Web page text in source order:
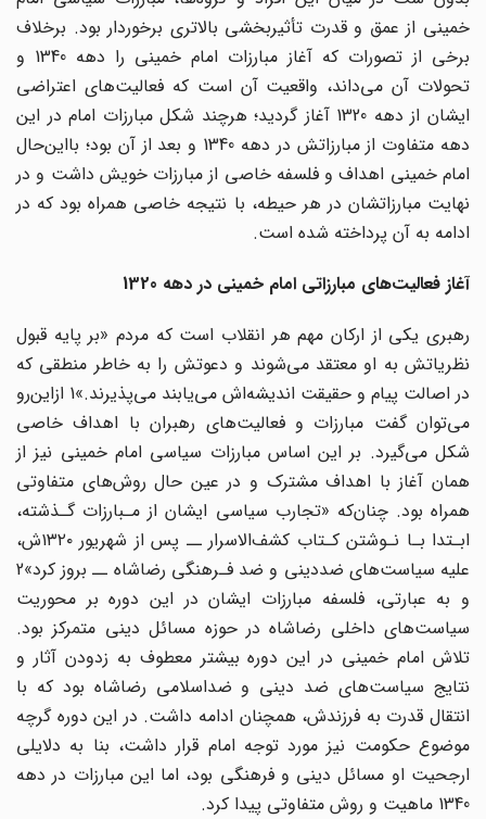
خمینی از عمق و قدرت تأثیربخشی بالاتری برخوردار بود. برخلاف
برخی از تصورات که آغاز مبارزات امام خمینی را دهه 1340 و
تحولات آن می‌داند، واقعیت آن است که فعالیت‌های اعتراضی
ایشان از دهه 1320 آغاز گردید؛ هرچند شکل مبارزات امام در این
دهه متفاوت از مبارزاتش در دهه 1340 و بعد از آن بود؛ بااین‌حال
امام خمینی اهداف و فلسفه خاصی از مبارزات خویش داشت و در
نهایت مبارزاتشان در هر حیطه، با نتیجه خاصی همراه بود که در
ادامه به آن پرداخته شده است.
آغاز فعالیت‌های مبارزاتی امام خمینی در دهه 1320
رهبری یکی از ارکان مهم هر انقلاب است که مردم «بر پایه قبول
نظریاتش به او معتقد می‌شوند و دعوتش را به خاطر منطقی که
در اصالت پیام و حقیقت اندیشه‌اش می‌یابند می‌پذیرند.»1 ازاین‌رو
می‌توان گفت مبارزات و فعالیت‌های رهبران با اهداف خاصی
شکل می‌گیرد. بر این اساس مبارزات سیاسی امام خمینی نیز از
همان آغاز با اهداف مشترک و در عین حال روش‌های متفاوتی
همراه بود. چنان‌که «تجارب سیاسی ایشان از مـبارزات گـذشته،
ابـتدا بـا نـوشتن کـتاب کشف‌الاسرار ــ پس از شهریور ١٣٢٠ش،
علیه سیاست‌های ضددینی و ضد فـرهنگی رضاشاه ــ بروز کرد»2
و به عبارتی، فلسفه مبارزات ایشان در این دوره بر محوریت
سیاست‌های داخلی رضاشاه در حوزه مسائل دینی متمرکز بود.
تلاش امام خمینی در این دوره بیشتر معطوف به زدودن آثار و
نتایج سیاست‌های ضد دینی و ضداسلامی رضاشاه بود که با
انتقال قدرت به فرزندش، همچنان ادامه داشت. در این دوره گرچه
موضوع حکومت نیز مورد توجه امام قرار داشت، بنا به دلایلی
ارجحیت او مسائل دینی و فرهنگی بود، اما این مبارزات در دهه
1340 ماهیت و روش متفاوتی پیدا کرد.